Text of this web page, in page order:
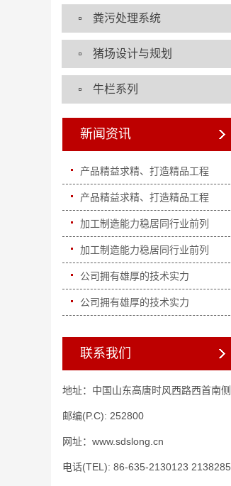
粪污处理系统
猪场设计与规划
牛栏系列
新闻资讯
产品精益求精、打造精品工程
产品精益求精、打造精品工程
加工制造能力稳居同行业前列
加工制造能力稳居同行业前列
公司拥有雄厚的技术实力
公司拥有雄厚的技术实力
联系我们
地址：中国山东高唐时风西路西首南侧
邮编(P.C): 252800
网址：www.sdslong.cn
电话(TEL): 86-635-2130123 2138285